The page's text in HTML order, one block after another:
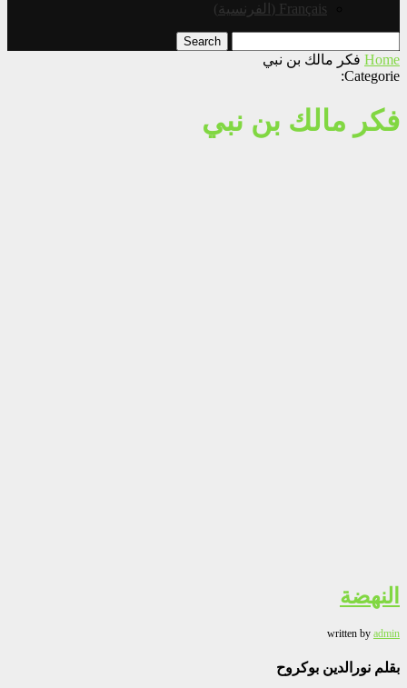
Français
( الفرنسية)
Search
Home فكر مالك بن نبي
Categorie:
فكر مالك بن نبي
النهضة
written by admin
بقلم نورالدين بوكروح